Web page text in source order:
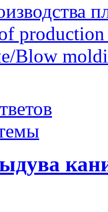
Blow